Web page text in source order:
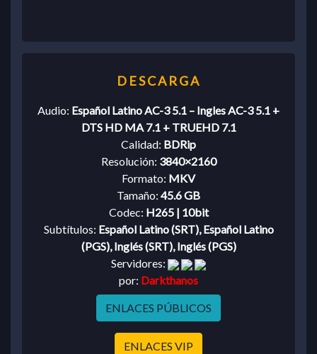
Audio: Español Latino AC-3 5.1 – Ingles AC-3 5.1 +
DTS HD MA 7.1 + TRUEHD 7.1
Calidad: BDRip
Resolución: 3840×2160
Formato: MKV
Tamaño: 45.6 GB
Codec: H265 | 10bit
Subtítulos: Español Latino (SRT), Español Latino
(PGS), Inglés (SRT), Inglés (PGS)
Servidores:
por: Darkthanos
ENLACES PÚBLICOS
ENLACES VIP